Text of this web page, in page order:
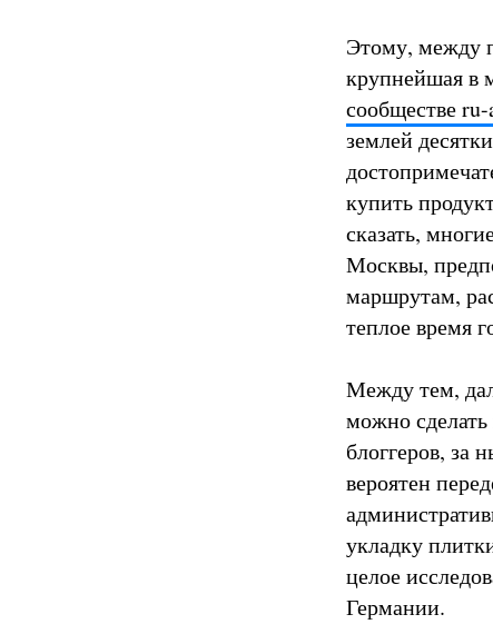
Этому, между
крупнейшая в
сообществе
землей
купить
сказать,
Москвы,
маршрутам,
теплое время
Между тем,
можно
блоггеров, за
вероятен
укладку
целое
Германии.